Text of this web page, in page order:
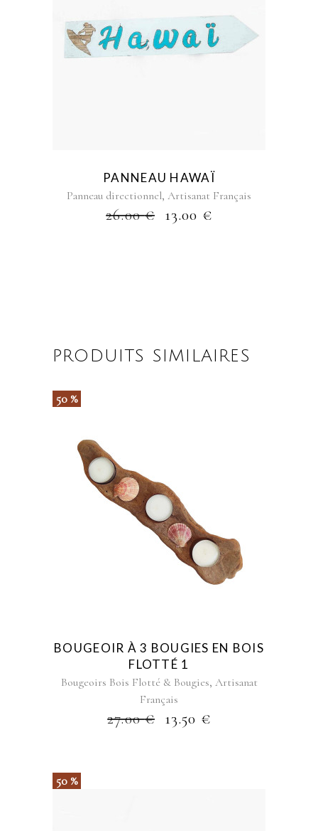
PANNEAU HAWAÏ
Panneau directionnel, Artisanat Français
26.00€ 13.00 €
PRODUITS SIMILAIRES
50 %
BOUGEOIR À 3 BOUGIES EN BOIS
FLOTTÉ 1
Bougeoirs Bois Flotté & Bougies, Artisanat
Français
27.00€ 13.50 €
50 %